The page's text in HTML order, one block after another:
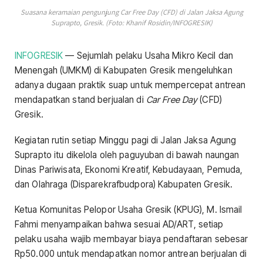
Suasana keramaian pengunjung Car Free Day (CFD) di Jalan Jaksa Agung
Suprapto, Gresik. (Foto: Khanif Rosidin/INFOGRESIK)
INFOGRESIK — Sejumlah pelaku Usaha Mikro Kecil dan
Menengah (UMKM) di Kabupaten Gresik mengeluhkan
adanya dugaan praktik suap untuk mempercepat antrean
mendapatkan stand berjualan di Car Free Day(CFD)
Gresik.
Kegiatan rutin setiap Minggu pagi di Jalan Jaksa Agung
Suprapto itu dikelola oleh paguyuban di bawah naungan
Dinas Pariwisata, Ekonomi Kreatif, Kebudayaan, Pemuda,
dan Olahraga (Disparekrafbudpora) Kabupaten Gresik.
Ketua Komunitas Pelopor Usaha Gresik (KPUG), M. Ismail
Fahmi menyampaikan bahwa sesuai AD/ART, setiap
pelaku usaha wajib membayar biaya pendaftaran sebesar
Rp50.000 untuk mendapatkan nomor antrean berjualan di